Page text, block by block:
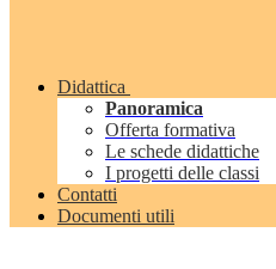
Didattica
Panoramica
Offerta formativa
Le schede didattiche
I progetti delle classi
Contatti
Documenti utili